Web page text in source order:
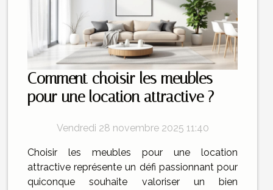
Comment choisir les meubles
pour une location attractive ?
Vendredi 28 novembre 2025 11:40
Choisir les meubles pour une location
attractive représente un défi passionnant pour
quiconque souhaite valoriser un bien